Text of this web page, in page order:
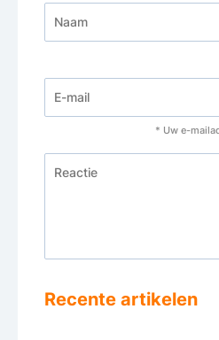
* Uw e-
Recente artikelen